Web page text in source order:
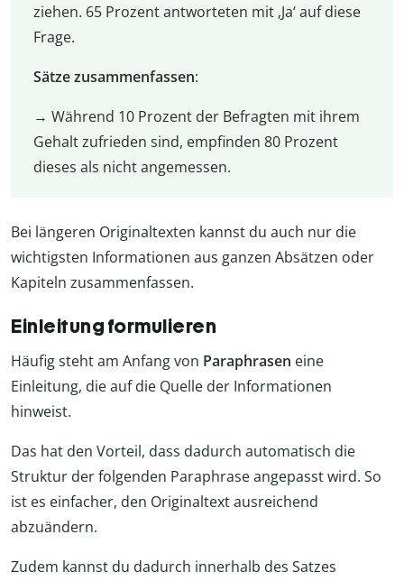
ziehen. 65 Prozent antworteten mit ‚Ja‘ auf diese
Frage.
Sätze zusammenfassen:
→ Während 10 Prozent der Befragten mit ihrem
Gehalt zufrieden sind, empfinden 80 Prozent
dieses als nicht angemessen.
Bei längeren Originaltexten kannst du auch nur die
wichtigsten Informationen aus ganzen Absätzen oder
Kapiteln zusammenfassen.
Einleitung formulieren
Häufig steht am Anfang von Paraphrasen eine
Einleitung, die auf die Quelle der Informationen
hinweist.
Das hat den Vorteil, dass dadurch automatisch die
Struktur der folgenden Paraphrase angepasst wird. So
ist es einfacher, den Originaltext ausreichend
abzuändern.
Zudem kannst du dadurch innerhalb des Satzes